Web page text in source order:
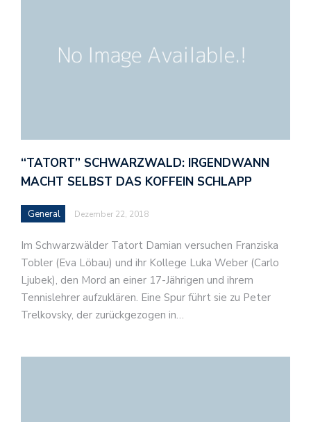
“TATORT” SCHWARZWALD: IRGENDWANN
MACHT SELBST DAS KOFFEIN SCHLAPP
General Dezember 22, 2018
Im Schwarzwälder Tatort Damian versuchen Franziska
Tobler (Eva Löbau) und ihr Kollege Luka Weber (Carlo
Ljubek), den Mord an einer 17-Jährigen und ihrem
Tennislehrer aufzuklären. Eine Spur führt sie zu Peter
Trelkovsky, der zurückgezogen in…